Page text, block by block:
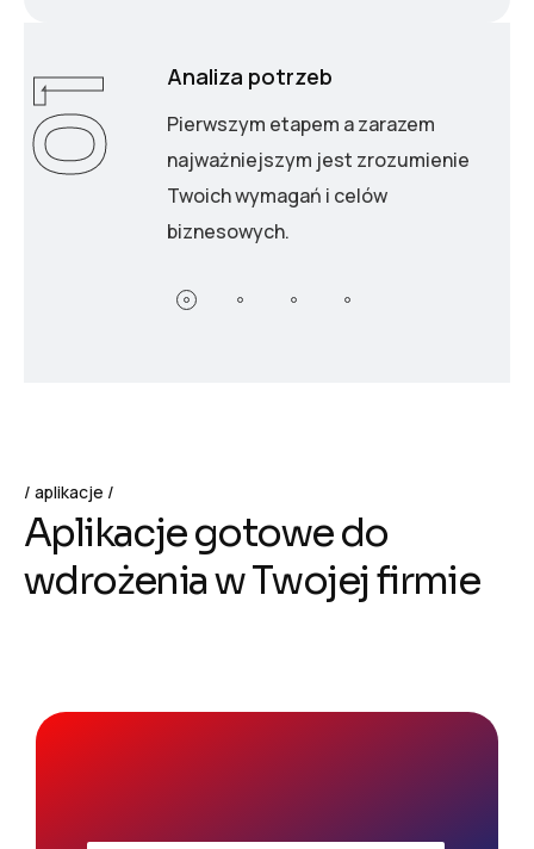
01 Analiza potrzeb
Pierwszym etapem a zarazem
najważniejszym jest zrozumienie
Twoich wymagań i celów
biznesowych.
aplikacje
Aplikacjegotowedo
wdrożeniawTwojejfirmie